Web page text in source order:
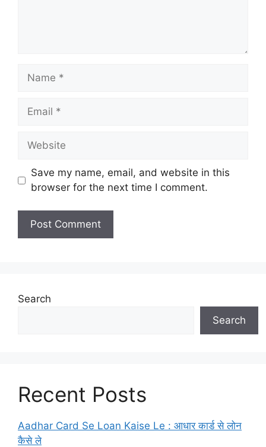
Name
Email
Website
Save my name, email, and website in this
browser for the next time I comment.
Search
Search
Recent Posts
Aadhar Card Se Loan Kaise Le : आधार कार्ड से लोन
कैसे ले